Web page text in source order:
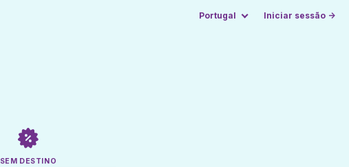
Portugal Iniciar sessão →
SEM DESTINO